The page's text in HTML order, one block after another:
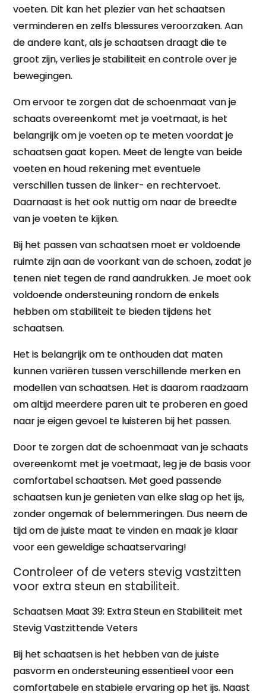
voeten. Dit kan het plezier van het schaatsen
verminderen en zelfs blessures veroorzaken. Aan
de andere kant, als je schaatsen draagt die te
groot zijn, verlies je stabiliteit en controle over je
bewegingen.
Om ervoor te zorgen dat de schoenmaat van je
schaats overeenkomt met je voetmaat, is het
belangrijk om je voeten op te meten voordat je
schaatsen gaat kopen. Meet de lengte van beide
voeten en houd rekening met eventuele
verschillen tussen de linker- en rechtervoet.
Daarnaast is het ook nuttig om naar de breedte
van je voeten te kijken.
Bij het passen van schaatsen moet er voldoende
ruimte zijn aan de voorkant van de schoen, zodat je
tenen niet tegen de rand aandrukken. Je moet ook
voldoende ondersteuning rondom de enkels
hebben om stabiliteit te bieden tijdens het
schaatsen.
Het is belangrijk om te onthouden dat maten
kunnen variëren tussen verschillende merken en
modellen van schaatsen. Het is daarom raadzaam
om altijd meerdere paren uit te proberen en goed
naar je eigen gevoel te luisteren bij het passen.
Door te zorgen dat de schoenmaat van je schaats
overeenkomt met je voetmaat, leg je de basis voor
comfortabel schaatsen. Met goed passende
schaatsen kun je genieten van elke slag op het ijs,
zonder ongemak of belemmeringen. Dus neem de
tijd om de juiste maat te vinden en maak je klaar
voor een geweldige schaatservaring!
Controleer of de veters stevig vastzitten
voor extra steun en stabiliteit.
Schaatsen Maat 39: Extra Steun en Stabiliteit met
Stevig Vastzittende Veters
Bij het schaatsen is het hebben van de juiste
pasvorm en ondersteuning essentieel voor een
comfortabele en stabiele ervaring op het ijs. Naast